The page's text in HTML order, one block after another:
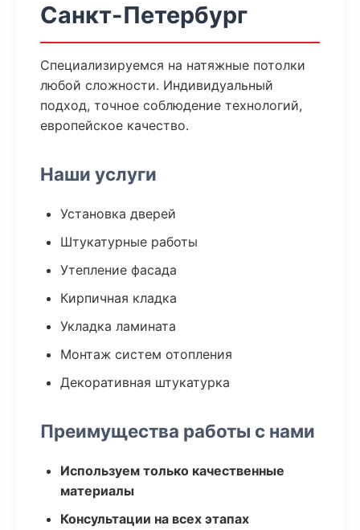
Санкт-Петербург
Специализируемся на натяжные потолки
любой сложности. Индивидуальный
подход, точное соблюдение технологий,
европейское качество.
Наши услуги
Установка дверей
Штукатурные работы
Утепление фасада
Кирпичная кладка
Укладка ламината
Монтаж систем отопления
Декоративная штукатурка
Преимущества работы с нами
Используем только качественные
материалы
Консультации на всех этапах